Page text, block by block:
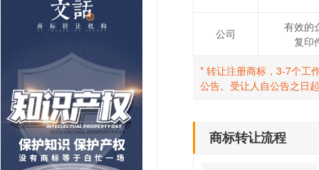
公司
有效的
复印
* 转让注册商标，3-7个工
公告。受让人自公告之日
商标转让流程